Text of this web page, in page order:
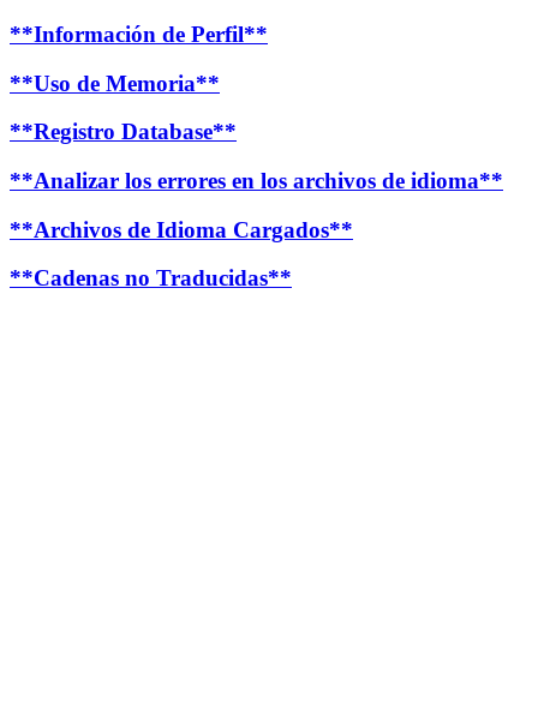
**Información de Perfil**
**Uso de Memoria**
**Registro Database**
**Analizar los errores en los archivos de idioma**
**Archivos de Idioma Cargados**
**Cadenas no Traducidas**